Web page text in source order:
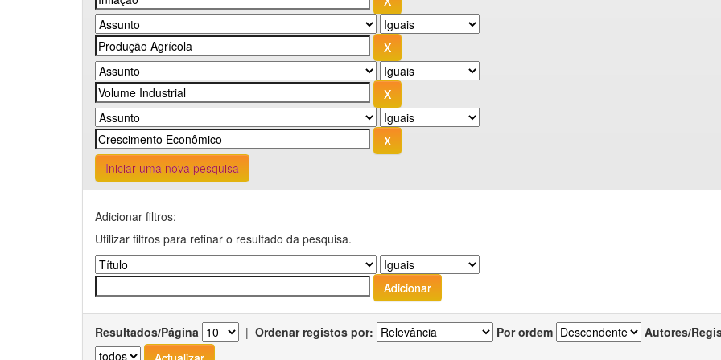
Iniciar uma nova pesquisa
Adicionar filtros:
Utilizar filtros para refinar o resultado da pesquisa.
Resultados/Página | Ordenar registos por: Por ordem Autores/